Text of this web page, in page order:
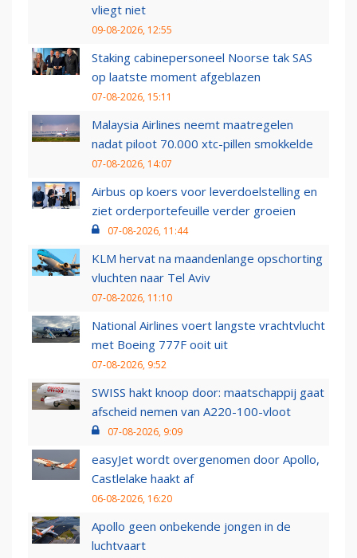
vliegt niet
09-08-2026, 12:55
Staking cabinepersoneel Noorse tak SAS
op laatste moment afgeblazen
07-08-2026, 15:11
Malaysia Airlines neemt maatregelen
nadat piloot 70.000 xtc-pillen smokkelde
07-08-2026, 14:07
Airbus op koers voor leverdoelstelling en
ziet orderportefeuille verder groeien
07-08-2026, 11:44
KLM hervat na maandenlange opschorting
vluchten naar Tel Aviv
07-08-2026, 11:10
National Airlines voert langste vrachtvlucht
met Boeing 777F ooit uit
07-08-2026, 9:52
SWISS hakt knoop door: maatschappij gaat
afscheid nemen van A220-100-vloot
07-08-2026, 9:09
easyJet wordt overgenomen door Apollo,
Castlelake haakt af
06-08-2026, 16:20
Apollo geen onbekende jongen in de
luchtvaart